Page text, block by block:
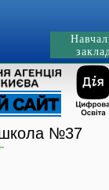
школа №37